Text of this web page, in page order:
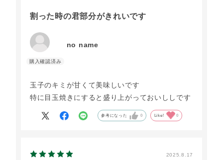
割った時の君部分がきれいです
no name
玉子のキミが甘くて美味しいです
特に目玉焼きにすると盛り上がっておいししです
参考になった 0 Like! 0
2025.8.17